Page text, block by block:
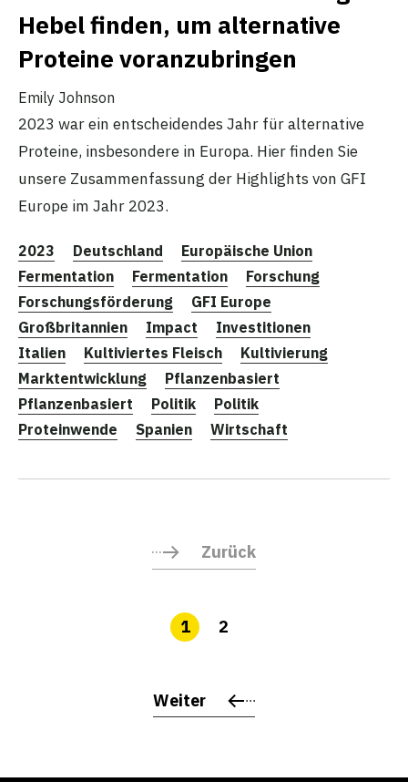
Hebel finden, um alternative
Proteine voranzubringen
Emily Johnson
2023 war ein entscheidendes Jahr für alternative
Proteine, insbesondere in Europa. Hier finden Sie
unsere Zusammenfassung der Highlights von GFI
Europe im Jahr 2023.
2023 Deutschland
Europäische Union
Fermentation
Fermentation
Forschung
Forschungsförderung
GFI Europe
Großbritannien
Impact
Investitionen
Italien
Kultiviertes Fleisch
Kultivierung
Marktentwicklung
Pflanzenbasiert
Pflanzenbasiert
Politik
Politik
Proteinwende
Spanien Wirtschaft
Zurück
1 2
Weiter